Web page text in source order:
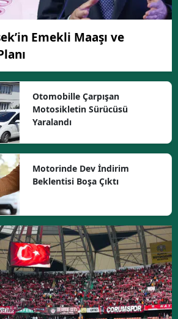
Emekli Maaşı ve
Otomobille Çarpışan
Motosikletin Sürücüsü
Yaralandı
Motorinde Dev İndirim
Beklentisi Boşa Çıktı